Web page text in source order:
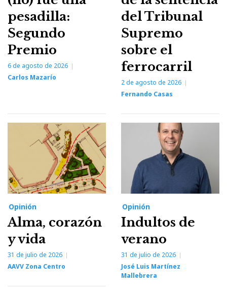
pesadilla:
Segundo
Premio
6 de agosto de 2026
Carlos Mazarío
del Tribunal
Supremo
sobre el
ferrocarril
2 de agosto de 2026
Fernando Casas
Opinión
Alma, corazón
y vida
31 de julio de 2026
AAVV Zona Centro
Opinión
Indultos de
verano
31 de julio de 2026
José Luis Martínez
Mallebrera